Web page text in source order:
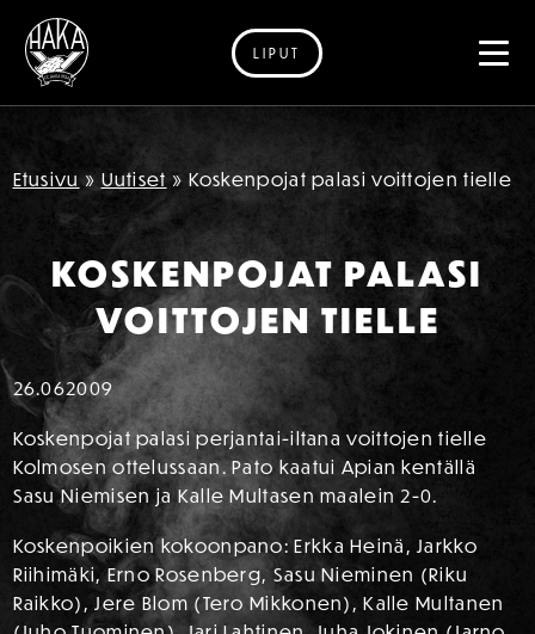
Siirry sisältöön
LIPUT
Etusivu » Uutiset » Koskenpojat palasi voittojen tielle
KOSKENPOJAT PALASI
VOITTOJEN TIELLE
26.062009
Koskenpojat palasi perjantai-iltana voittojen tielle
Kolmosen ottelussaan. Pato kaatui Apian kentällä
Sasu Niemisen ja Kalle Multasen maalein 2-0.
Koskenpoikien kokoonpano: Erkka Heinä, Jarkko
Riihimäki, Erno Rosenberg, Sasu Nieminen (Riku
Raikko), Jere Blom (Tero Mikkonen), Kalle Multanen